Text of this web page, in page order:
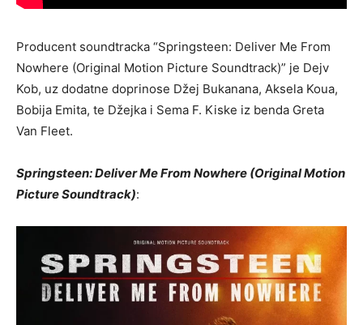
Producent soundtracka “Springsteen: Deliver Me From
Nowhere (Original Motion Picture Soundtrack)” je Dejv
Kob, uz dodatne doprinose Džej Bukanana, Aksela Koua,
Bobija Emita, te Džejka i Sema F. Kiske iz benda Greta
Van Fleet.
Springsteen: Deliver Me From Nowhere (Original Motion
Picture Soundtrack):